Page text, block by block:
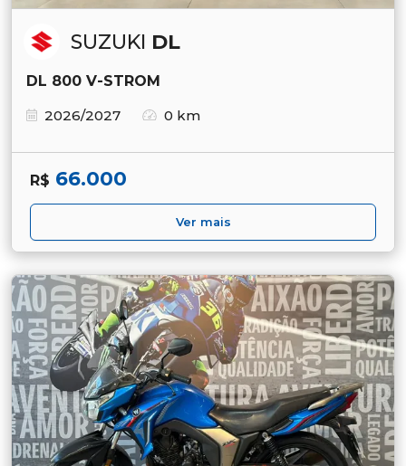
SUZUKI DL
DL 800 V-STROM
2026/2027
0 km
R$ 66.000
Ver mais